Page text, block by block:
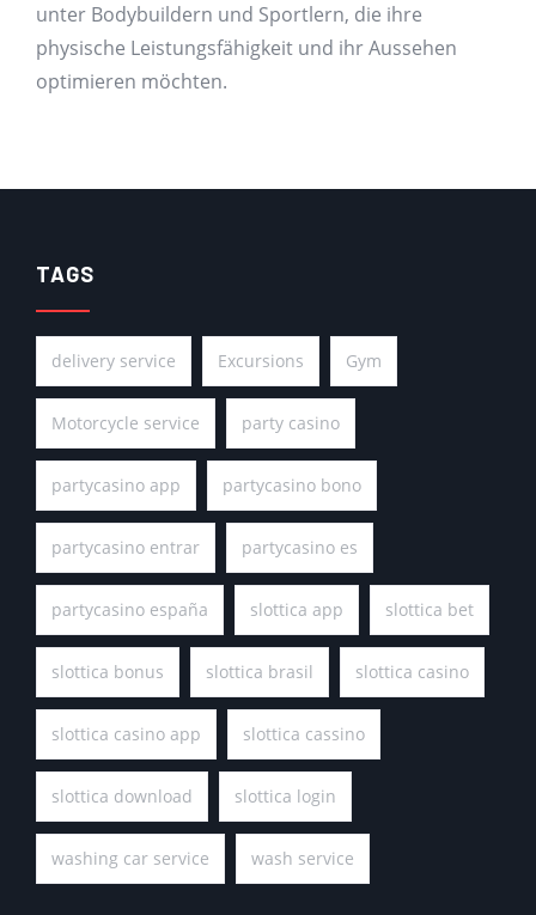
unter Bodybuildern und Sportlern, die ihre
physische Leistungsfähigkeit und ihr Aussehen
optimieren möchten.
TAGS
delivery service Excursions Gym
Motorcycle service party casino
partycasino app partycasino bono
partycasino entrar partycasino es
partycasino españa slottica app slottica bet
slottica bonus slottica brasil slottica casino
slottica casino app slottica cassino
slottica download slottica login
washing car service wash service